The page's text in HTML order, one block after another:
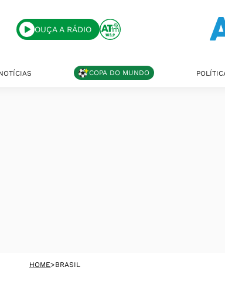
OUÇA A RÁDIO
COPA DO MUNDO
HOME>BRASIL